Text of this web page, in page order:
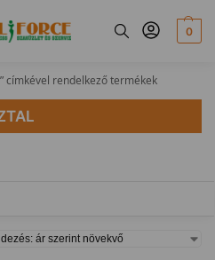
0
címkével rendelkező termékek